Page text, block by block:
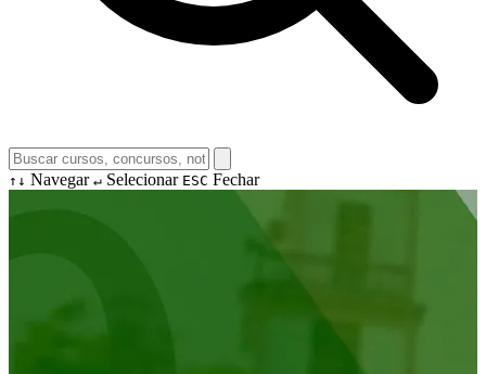
↑↓ Navegar ↵ Selecionar ESC Fechar